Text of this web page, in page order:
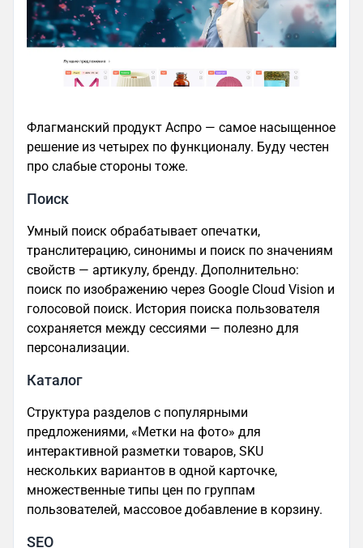
Флагманский продукт Аспро — самое насыщенное
решение из четырех по функционалу. Буду честен
про слабые стороны тоже.
Поиск
Умный поиск обрабатывает опечатки,
транслитерацию, синонимы и поиск по значениям
свойств — артикулу, бренду. Дополнительно:
поиск по изображению через Google Cloud Vision и
голосовой поиск. История поиска пользователя
сохраняется между сессиями — полезно для
персонализации.
Каталог
Структура разделов с популярными
предложениями, «Метки на фото» для
интерактивной разметки товаров, SKU
нескольких вариантов в одной карточке,
множественные типы цен по группам
пользователей, массовое добавление в корзину.
SEO